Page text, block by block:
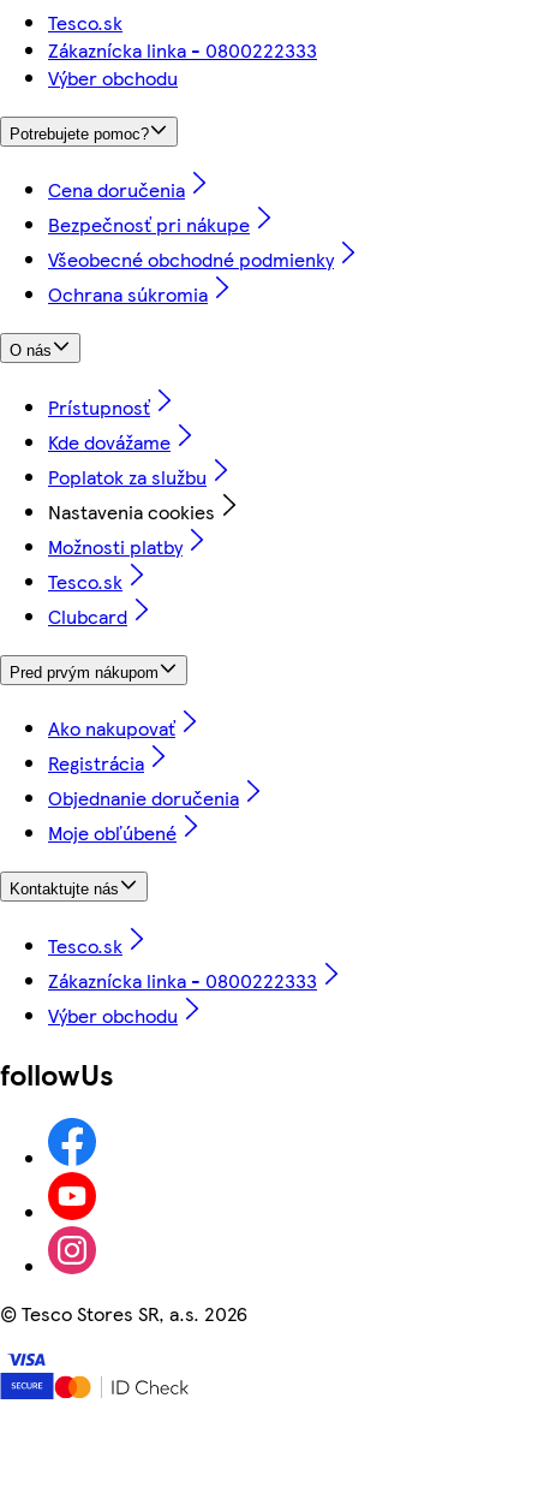
Tesco.sk
Zákaznícka linka - 0800222333
Výber obchodu
Potrebujete pomoc?
Cena doručenia
Bezpečnosť pri nákupe
Všeobecné obchodné podmienky
Ochrana súkromia
O nás
Prístupnosť
Kde dovážame
Poplatok za službu
Nastavenia cookies
Možnosti platby
Tesco.sk
Clubcard
Pred prvým nákupom
Ako nakupovať
Registrácia
Objednanie doručenia
Moje obľúbené
Kontaktujte nás
Tesco.sk
Zákaznícka linka - 0800222333
Výber obchodu
followUs
©Tesco Stores SR, a.s. 2026